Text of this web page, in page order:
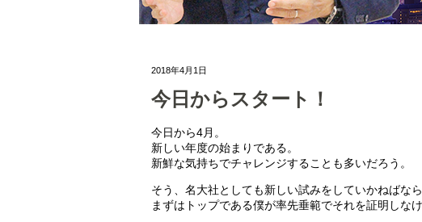
2018年4月1日
今日からスタート！
今日から4月。
新しい年度の始まりである。
新鮮な気持ちでチャレンジすることも多いだろう。
そう、名大社としても新しい試みをしていかねばなら
まずはトップである僕が率先垂範でそれを証明しな